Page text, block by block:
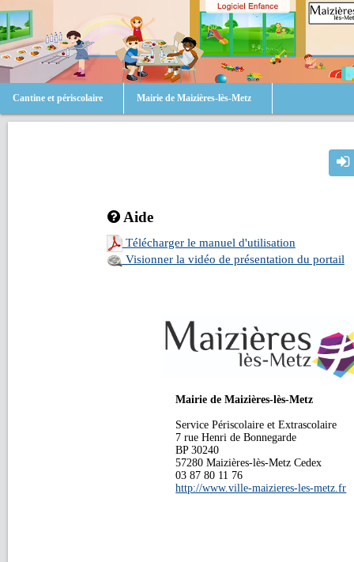
Cantine et périscolaire Mairie de Maizières-lès-Metz
Aide
Télécharger le manuel d'utilisation
Visionner la vidéo de présentation du portail
Mairie de Maizières-lès-Metz
Service Périscolaire et Extrascolaire
7 rue Henri de Bonnegarde
BP 30240
57280 Maizières-lès-Metz Cedex
03 87 80 11 76
http://www.ville-maizieres-les-metz.fr